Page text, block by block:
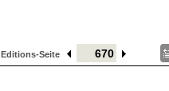
Editions-Seite